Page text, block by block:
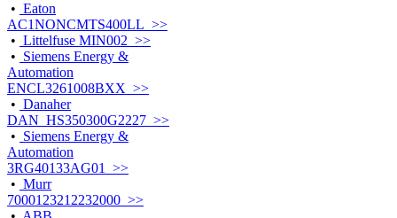
• Eaton
AC1NONCMTS400LL >>
• Littelfuse MIN002 >>
• Siemens Energy &
Automation
ENCL3261008BXX >>
• Danaher
DAN_HS350300G2227 >>
• Siemens Energy &
Automation
3RG40133AG01 >>
• Murr
7000123212232000 >>